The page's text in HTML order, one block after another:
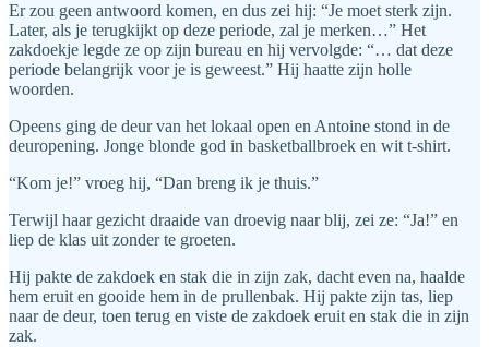
Er zou geen antwoord komen, en dus zei hij: “Je moet sterk zijn.
Later, als je terugkijkt op deze periode, zal je merken…” Het
zakdoekje legde ze op zijn bureau en hij vervolgde: “… dat deze
periode belangrijk voor je is geweest.” Hij haatte zijn holle
woorden.
Opeens ging de deur van het lokaal open en Antoine stond in de
deuropening. Jonge blonde god in basketballbroek en wit t-shirt.
“Kom je!” vroeg hij, “Dan breng ik je thuis.”
Terwijl haar gezicht draaide van droevig naar blij, zei ze: “Ja!” en
liep de klas uit zonder te groeten.
Hij pakte de zakdoek en stak die in zijn zak, dacht even na, haalde
hem eruit en gooide hem in de prullenbak. Hij pakte zijn tas, liep
naar de deur, toen terug en viste de zakdoek eruit en stak die in zijn
zak.